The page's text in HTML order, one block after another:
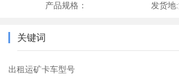
产品规格： 发货地:
关键词
出租运矿卡车型号